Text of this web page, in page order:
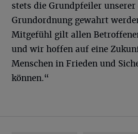
stets die Grundpfeiler
Grundordnung gewahrt
Mitgefühl gilt allen
und wir hoffen auf eine
Menschen in Frieden und
können.“